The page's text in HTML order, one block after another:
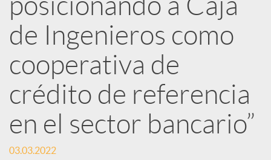
i
c
a
d
de Ingenieros como
cooperativa de
crédito de referencia
en el sector bancario”
03.03.2022